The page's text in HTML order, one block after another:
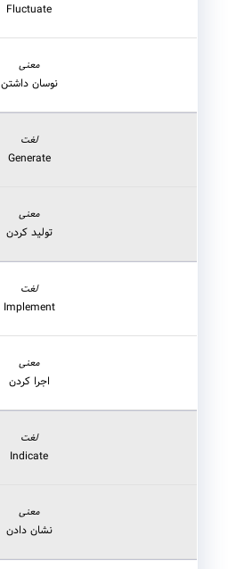
Fluctuate
نوسان داشتن
Generate
تولید کردن
Implement
اجرا کردن
Indicate
نشان دادن